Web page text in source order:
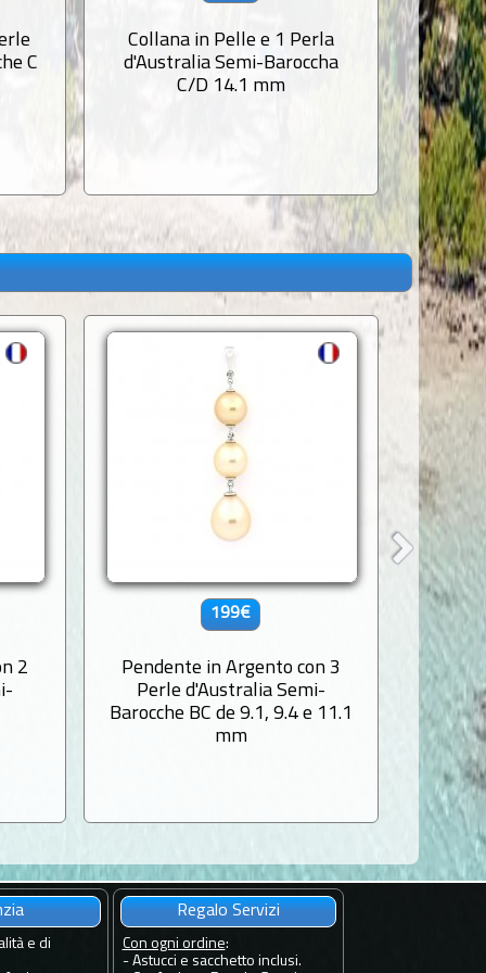
C
Collana in Pelle e 1 Perla
d'Australia Semi-Baroccha
C/D 14.1 mm
2
199€
Pendente in Argento con 3
Perle d'Australia Semi-
Barocche BC de 9.1, 9.4 e 11.1
mm
e di
Regalo Servizi
Con ogni ordine:
- Astucci e sacchetto inclusi.